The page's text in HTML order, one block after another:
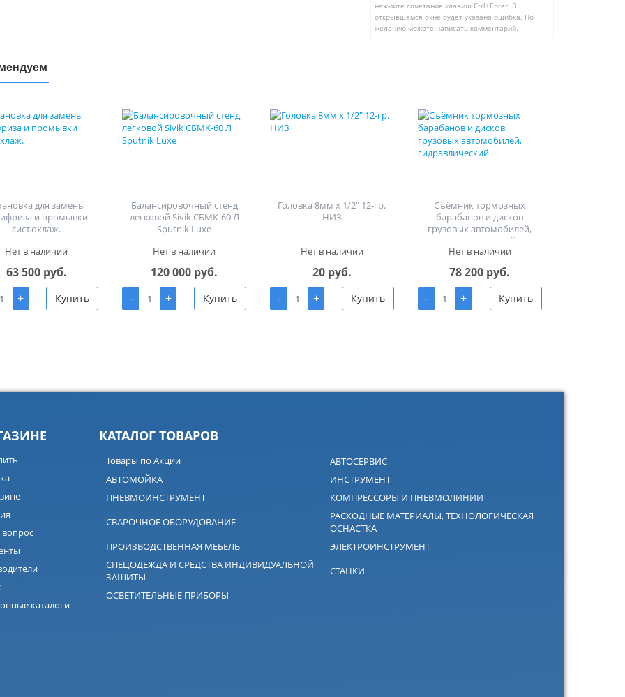
нажмите сочетание клавиш Ctrl+Enter. В
открывшемся окне будет указана ошибка. По
желанию можете написать комментарий.
для замены
и промывки
сист.охлаж.
Нет в наличии
63 500 руб.
+ Купить
Балансировочный стенд
легковой Sivik СБМК-60 Л
Sputnik Luxe
Нет в наличии
120 000 руб.
-
+ Купить
Головка 8мм х 1/2" 12-гр.
НИЗ
Нет в наличии
20 руб.
-
+ Купить
Съёмник тормозных
барабанов и дисков
грузовых автомобилей,
гидравлический
Нет в наличии
78 200 руб.
-
+ Купить
вопрос
каталоги
КАТАЛОГ ТОВАРОВ
Товары по Акции
АВТОСЕРВИС
АВТОМОЙКА
ИНСТРУМЕНТ
ПНЕВМОИНСТРУМЕНТ
КОМПРЕССОРЫ И ПНЕВМОЛИНИИ
СВАРОЧНОЕ ОБОРУДОВАНИЕ
РАСХОДНЫЕ МАТЕРИАЛЫ, ТЕХНОЛОГИЧЕСКАЯ
ОСНАСТКА
ПРОИЗВОДСТВЕННАЯ МЕБЕЛЬ
ЭЛЕКТРОИНСТРУМЕНТ
СПЕЦОДЕЖДА И СРЕДСТВА ИНДИВИДУАЛЬНОЙ
ЗАЩИТЫ
СТАНКИ
ОСВЕТИТЕЛЬНЫЕ ПРИБОРЫ